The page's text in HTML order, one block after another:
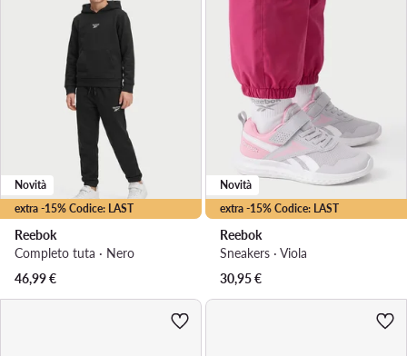
extra -15% Codice: LAST
Novità
Reebok
Completo tuta · Nero
46,99€
extra -15% Codice: LAST
Novità
Reebok
Sneakers · Viola
30,95€